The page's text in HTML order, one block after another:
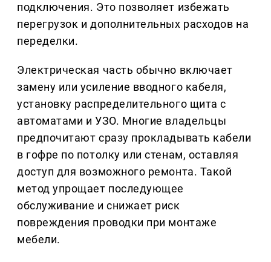
подключения. Это позволяет избежать
перегрузок и дополнительных расходов на
переделки.
Электрическая часть обычно включает
замену или усиление вводного кабеля,
установку распределительного щита с
автоматами и УЗО. Многие владельцы
предпочитают сразу прокладывать кабели
в гофре по потолку или стенам, оставляя
доступ для возможного ремонта. Такой
метод упрощает последующее
обслуживание и снижает риск
повреждения проводки при монтаже
мебели.